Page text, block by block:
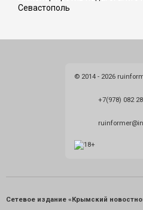
Севастополь
© 2014 - 2026
+7(978) 082
Сетевое издание «Крымский